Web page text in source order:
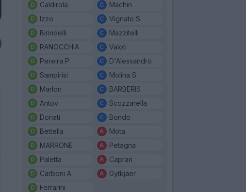
Caldirola
Izzo
Birindelli
RANOCCHIA
Pereira P.
Sampirisi
Marlon
Antov
Donati
Bettella
MARRONE
Paletta
Carboni A.
Ferrarini
Machin
Vignato S.
Mazzitelli
Valoti
D'Alessandro
Molina S.
BARBERIS
Scozzarella
Bondo
Mota
Petagna
Caprari
Gytkjaer